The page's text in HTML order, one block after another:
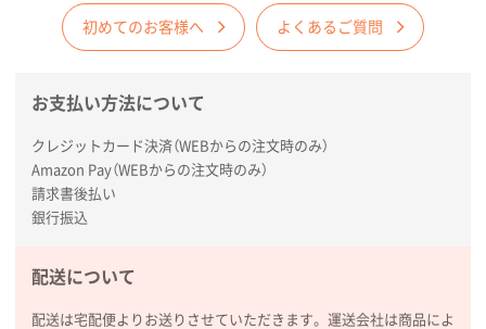
2026年01月29日 11:46
商品情報の正確な記載、スムーズなシステム対応
広島県(社様
枚
2026年01月27日 13:12
毎年注文しており、信頼できるから。出来上がりも満
熊本県S社様
ぺんてる ビクーニャフィール1000枚
初めてのお客様へ よくあるご質問
お支払い方法について
クレジットカード決済（WEBからの注文時のみ）
Amazon Pay（WEBからの注文時のみ）
請求書後払い
銀行振込
配送について
配送は宅配便よりお送りさせていただきます。運送会社は商品によ